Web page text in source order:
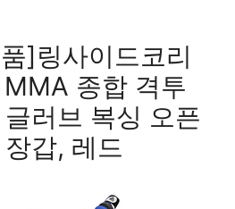
]링사이드코리
종합 격투
러브 복싱 오픈
갑, 레드